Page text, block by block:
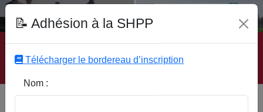
Accueil | Site SHPP | Auteurs | Editeurs | Rubriques |
Sous-Rubriques | Mots-Clefs | Contact
📝 Adhésion à la SHPP
Télécharger le bordereau d’inscription
Nom :